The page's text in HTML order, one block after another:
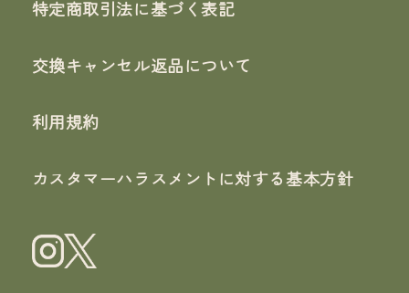
特定商取引法に基づく表記
交換キャンセル返品について
利用規約
カスタマーハラスメントに対する基本方針